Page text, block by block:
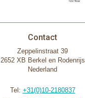
Contact
Zeppelinstraat 39
2652 XB Berkel en Rodenrijs
Nederland
Tel: +31(0)10-2180837